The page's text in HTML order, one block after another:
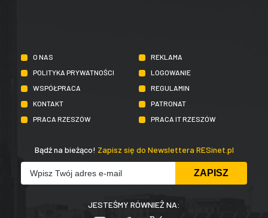
O NAS
REKLAMA
POLITYKA PRYWATNOŚCI
LOGOWANIE
WSPÓŁPRACA
REGULAMIN
KONTAKT
PATRONAT
PRACA RZESZÓW
PRACA IT RZESZÓW
Bądź na bieżąco! Zapisz się do Newslettera RESinet.pl
JESTEŚMY RÓWNIEŻ NA: